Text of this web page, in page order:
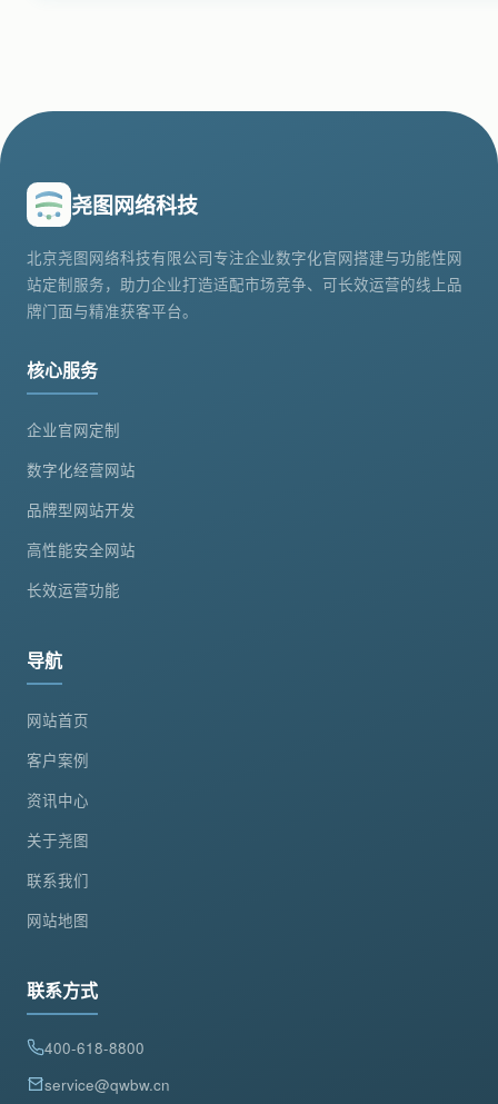
尧图网络科技
北京尧图网络科技有限公司专注企业数字化官网搭建与功能性网
站定制服务，助力企业打造适配市场竞争、可长效运营的线上品
牌门面与精准获客平台。
核心服务
企业官网定制
数字化经营网站
品牌型网站开发
高性能安全网站
长效运营功能
导航
网站首页
客户案例
资讯中心
关于尧图
联系我们
网站地图
联系方式
400-618-8800
service@qwbw.cn